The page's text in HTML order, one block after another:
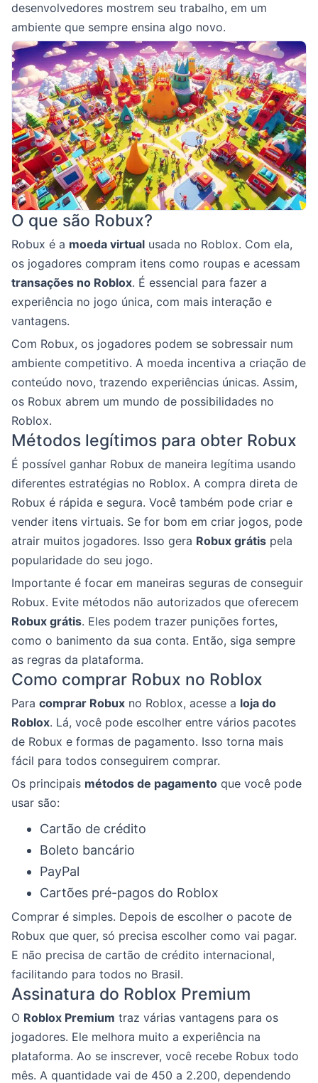
desenvolvedores mostrem seu trabalho, em um
ambiente que sempre ensina algo novo.
O que são Robux?
Robux é a moeda virtual usada no Roblox. Com ela,
os jogadores compram itens como roupas e acessam
transações no Roblox. É essencial para fazer a
experiência no jogo única, com mais interação e
vantagens.
Com Robux, os jogadores podem se sobressair num
ambiente competitivo. A moeda incentiva a criação de
conteúdo novo, trazendo experiências únicas. Assim,
os Robux abrem um mundo de possibilidades no
Roblox.
Métodos legítimos para obter Robux
É possível ganhar Robux de maneira legítima usando
diferentes estratégias no Roblox. A compra direta de
Robux é rápida e segura. Você também pode criar e
vender itens virtuais. Se for bom em criar jogos, pode
atrair muitos jogadores. Isso gera Robux grátis pela
popularidade do seu jogo.
Importante é focar em maneiras seguras de conseguir
Robux. Evite métodos não autorizados que oferecem
Robux grátis. Eles podem trazer punições fortes,
como o banimento da sua conta. Então, siga sempre
as regras da plataforma.
Como comprar Robux no Roblox
Para comprar Robux no Roblox, acesse a loja do
Roblox. Lá, você pode escolher entre vários pacotes
de Robux e formas de pagamento. Isso torna mais
fácil para todos conseguirem comprar.
Os principais métodos de pagamento que você pode
usar são:
Cartão de crédito
Boleto bancário
PayPal
Cartões pré-pagos do Roblox
Comprar é simples. Depois de escolher o pacote de
Robux que quer, só precisa escolher como vai pagar.
E não precisa de cartão de crédito internacional,
facilitando para todos no Brasil.
Assinatura do Roblox Premium
O Roblox Premium traz várias vantagens para os
jogadores. Ele melhora muito a experiência na
plataforma. Ao se inscrever, você recebe Robux todo
mês. A quantidade vai de 450 a 2.200, dependendo